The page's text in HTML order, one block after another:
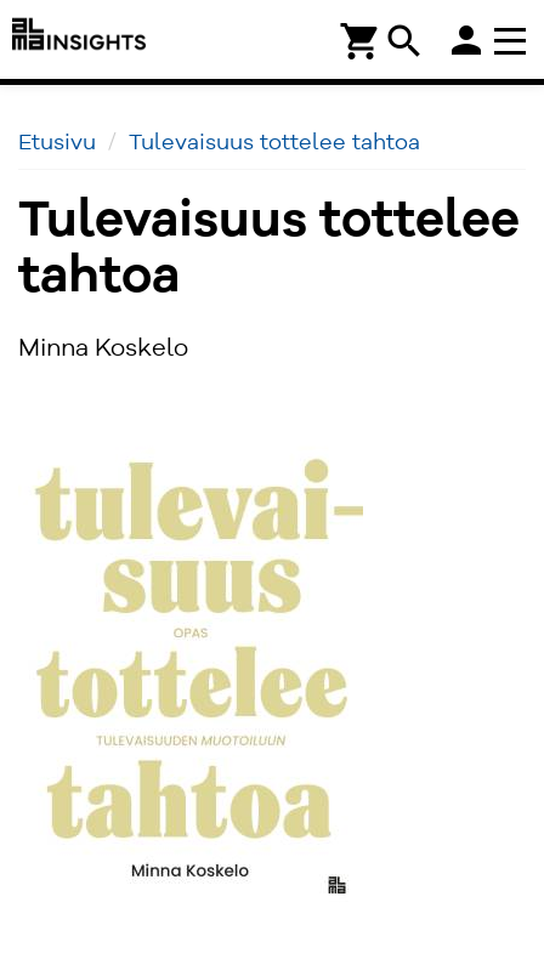
search
shopping_cart person
Etusivu Tulevaisuus tottelee tahtoa
Tulevaisuus tottelee
tahtoa
Minna Koskelo